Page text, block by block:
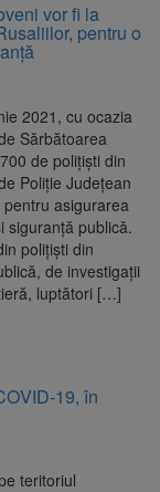
vor fi la
pentru o
2021, cu ocazia
Sărbătoarea
de polițiști din
Poliție Județean
asigurarea
siguranţă publică.
polițiști din
de investigații
luptători […]
19, în
teritoriul